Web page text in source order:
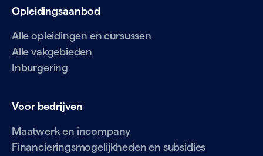
Opleidingsaanbod
Alle opleidingen en cursussen
Alle vakgebieden
Inburgering
Voor bedrijven
Maatwerk en incompany
Financieringsmogelijkheden en subsidies